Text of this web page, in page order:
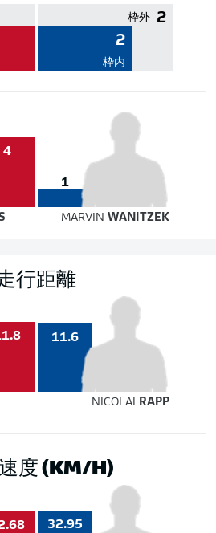
2
枠外
2
枠内
4
1
MARVINWANITZEK
行距離
11.6
NICOLAI RAPP
度 (KM/H)
32.95